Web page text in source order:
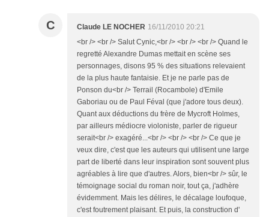
C Claude LE NOCHER 16/11/2010 20:21
<br /> <br /> Salut Cynic,<br /> <br /> <br /> Quand le
regretté Alexandre Dumas mettait en scène ses
personnages, disons 95 % des situations relevaient
de la plus haute fantaisie. Et je ne parle pas de
Ponson du<br /> Terrail (Rocambole) d'Emile
Gaboriau ou de Paul Féval (que j'adore tous deux).
Quant aux déductions du frère de Mycroft Holmes,
par ailleurs médiocre violoniste, parler de rigueur
serait<br /> exagéré...<br /> <br /> <br /> Ce que je
veux dire, c'est que les auteurs qui utilisent une large
part de liberté dans leur inspiration sont souvent plus
agréables à lire que d'autres. Alors, bien<br /> sûr, le
témoignage social du roman noir, tout ça, j'adhère
évidemment. Mais les délires, le décalage loufoque,
c'est foutrement plaisant. Et puis, la construction d'